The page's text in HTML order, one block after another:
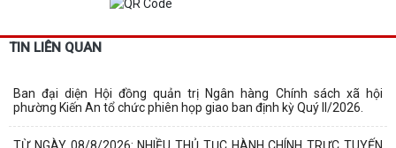
TIN LIÊN QUAN
Ban đại diện Hội đồng quản trị Ngân hàng Chính sách xã hội
phường Kiến An tổ chức phiên họp giao ban định kỳ Quý II/2026.